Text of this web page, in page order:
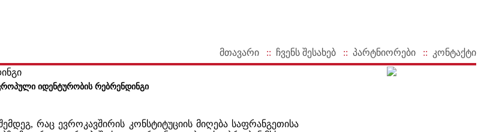
მთავარი :: ჩვენს შესახებ :: პარტნიორები :: კონტაქტი
იდენტურობის რებრენდინგი
რაც ევროკავშირის კონსტიტუციის მიღება საფრანგეთისა